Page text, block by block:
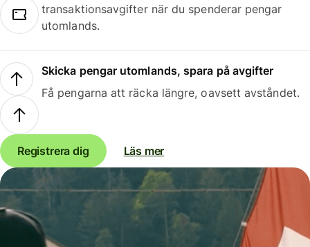
transaktionsavgifter när du spenderar pengar
utomlands.
Skicka pengar utomlands, spara på avgifter
Få pengarna att räcka längre, oavsett avståndet.
Registrera dig Läs mer